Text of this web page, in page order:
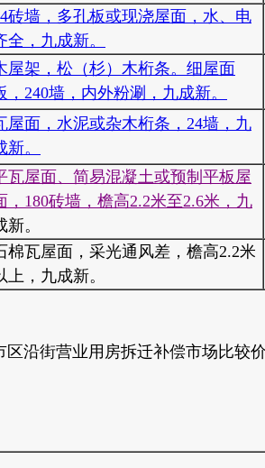
砖墙，多孔板或现浇屋面，水、电
全，九成新。
屋架，松（杉）木桁条。细屋面
，240墙，内外粉涮，九成新。
屋面，水泥或杂木桁条，24墙，九
新。
瓦屋面、简易混凝土或预制平板屋
，180砖墙，檐高2.2米至2.6米，九
新。
棉瓦屋面，采光通风差，檐高2.2米
上，九成新。
区沿街营业用房拆迁补偿市场比较